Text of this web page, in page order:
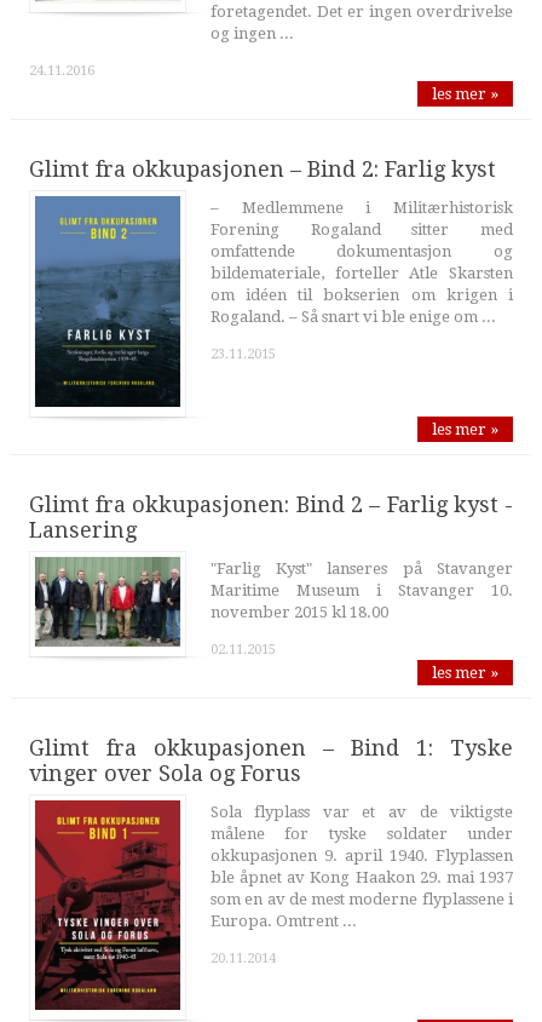
foretagendet. Det er ingen overdrivelse
og ingen ...
24.11.2016
les mer »
Glimt fra okkupasjonen – Bind 2: Farlig kyst
– Medlemmene i Militærhistorisk
Forening Rogaland sitter med
omfattende dokumentasjon og
bildemateriale, forteller Atle Skarsten
om idéen til bokserien om krigen i
Rogaland. – Så snart vi ble enige om ...
23.11.2015
les mer »
Glimt fra okkupasjonen: Bind 2 – Farlig kyst -
Lansering
"Farlig Kyst" lanseres på Stavanger
Maritime Museum i Stavanger 10.
november 2015 kl 18.00
02.11.2015
les mer »
Glimt fra okkupasjonen – Bind 1: Tyske
vinger over Sola og Forus
Sola flyplass var et av de viktigste
målene for tyske soldater under
okkupasjonen 9. april 1940. Flyplassen
ble åpnet av Kong Haakon 29. mai 1937
som en av de mest moderne flyplassene i
Europa. Omtrent ...
20.11.2014